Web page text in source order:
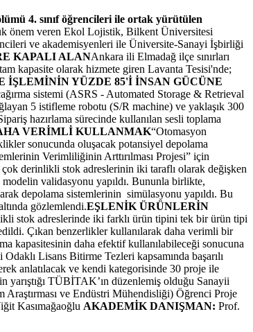
4. sınıf öğrencileri ile ortak yürütülen
önem veren Ekol Lojistik, Bilkent Üniversitesi
ve akademisyenleri ile Üniversite-Sanayi İşbirliği
KAPALI ALANAnkara ili Elmadağ ilçe sınırları
kapasite olarak hizmete giren Lavanta Tesisi'nde;
İŞLEMİNİN YÜZDE 85'İ İNSAN GÜCÜNE
sistemi (ASRS - Automated Storage & Retrieval
5 istifleme robotu (S/R machine) ve yaklaşık 300
hazırlama sürecinde kullanılan sesli toplama
VERİMLİ KULLANMAK“Otomasyon
sonucunda oluşacak potansiyel depolama
Verimliliğinin Arttırılması Projesi” için
çok derinlikli stok adreslerinin iki taraflı olarak değişken
validasyonu yapıldı. Bununla birlikte,
depolama sistemlerinin simülasyonu yapıldı. Bu
gözlemlendi.EŞLENİK ÜRÜNLERİN
stok adreslerinde iki farklı ürün tipini tek bir ürün tipi
Çıkan benzerlikler kullanılarak daha verimli bir
kapasitesinin daha efektif kullanılabileceği sonucuna
Lisans Bitirme Tezleri kapsamında başarılı
anlatılacak ve kendi kategorisinde 30 proje ile
yarıştığı TÜBİTAK’ın düzenlemiş olduğu Sanayii
Araştırması ve Endüstri Mühendisliği) Öğrenci Proje
Kasımağaoğlu AKADEMİK DANIŞMAN: Prof.